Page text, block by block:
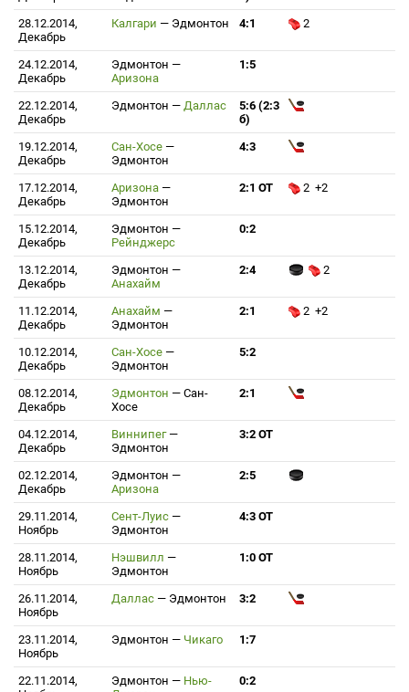
28.12.2014,
Декабрь
Калгари — Эдмонтон 4:1 2
24.12.2014,
Декабрь
Эдмонтон —
Аризона
1:5
22.12.2014,
Декабрь
Эдмонтон — Даллас
5:6 (2:3
б)
19.12.2014,
Декабрь
Сан-Хосе —
Эдмонтон
4:3
17.12.2014,
Декабрь
Аризона —
Эдмонтон
2:1 ОТ 2 +2
15.12.2014,
Декабрь
Эдмонтон —
Рейнджерс
0:2
13.12.2014,
Декабрь
Эдмонтон —
Анахайм
2:4 2
11.12.2014,
Декабрь
Анахайм —
Эдмонтон
2:1 2 +2
10.12.2014,
Декабрь
Сан-Хосе —
Эдмонтон
5:2
08.12.2014,
Декабрь
Эдмонтон — Сан-
Хосе
2:1
04.12.2014,
Декабрь
Виннипег —
Эдмонтон
3:2 ОТ
02.12.2014,
Декабрь
Эдмонтон —
Аризона
2:5
29.11.2014,
Ноябрь
Сент-Луис —
Эдмонтон
4:3 ОТ
28.11.2014,
Ноябрь
Нэшвилл —
Эдмонтон
1:0 ОТ
26.11.2014,
Ноябрь
Даллас — Эдмонтон 3:2
23.11.2014,
Ноябрь
Эдмонтон — Чикаго 1:7
22.11.2014,
Эдмонтон — Нью-
0:2